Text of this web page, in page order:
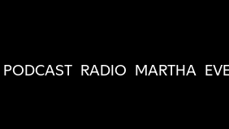
PODCAST RADIO MARTHA